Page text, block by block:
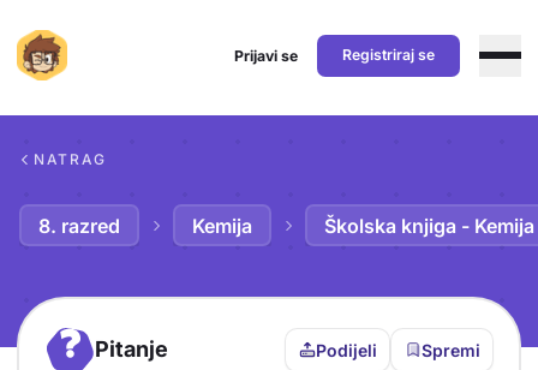
Prijavi se Registriraj se
NATRAG
8. razred Kemija Školska knjiga -
? Pitanje Podijeli Spremi